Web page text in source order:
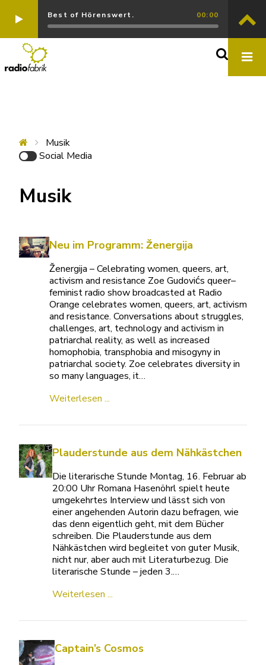
Best of Hörenswert. 00:00
Musik
Social Media
Musik
Neu im Programm: Ženergija
Ženergija – Celebrating women, queers, art,
activism and resistance Zoe Gudovićs queer–
feminist radio show broadcasted at Radio
Orange celebrates women, queers, art, activism
and resistance. Conversations about struggles,
challenges, art, technology and activism in
patriarchal reality, as well as increased
homophobia, transphobia and misogyny in
patriarchal society. Zoe celebrates diversity in
so many languages, it…
Weiterlesen ...
Plauderstunde aus dem Nähkästchen
Die literarische Stunde Montag, 16. Februar ab
20:00 Uhr Romana Hasenöhrl spielt heute
umgekehrtes Interview und lässt sich von
einer angehenden Autorin dazu befragen, wie
das denn eigentlich geht, mit dem Bücher
schreiben. Die Plauderstunde aus dem
Nähkästchen wird begleitet von guter Musik,
nicht nur, aber auch mit Literaturbezug. Die
literarische Stunde – jeden 3.…
Weiterlesen ...
Captain’s Cosmos